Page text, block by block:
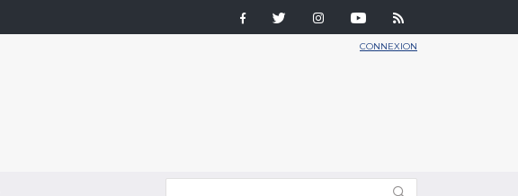
CONNEXION